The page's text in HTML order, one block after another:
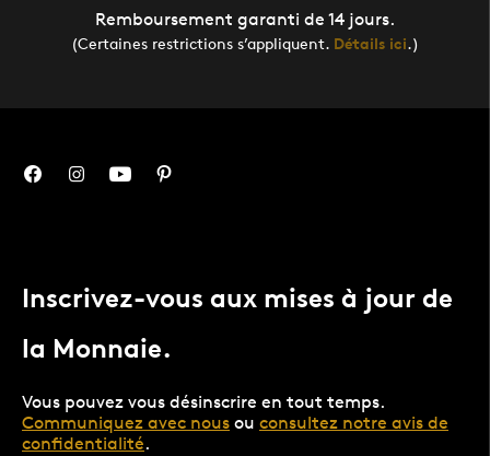
Remboursement garanti de 14 jours.
(Certaines restrictions s’appliquent. Détails ici.)
Inscrivez-vous aux mises à jour de
la Monnaie.
Vous pouvez vous désinscrire en tout temps.
Communiquez avec nous ou consultez notre avis de
confidentialité.